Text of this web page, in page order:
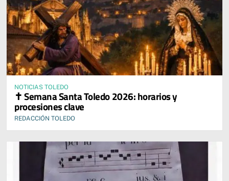
NOTICIAS TOLEDO
✝️ Semana Santa Toledo 2026: horarios y
procesiones clave
REDACCIÓN TOLEDO